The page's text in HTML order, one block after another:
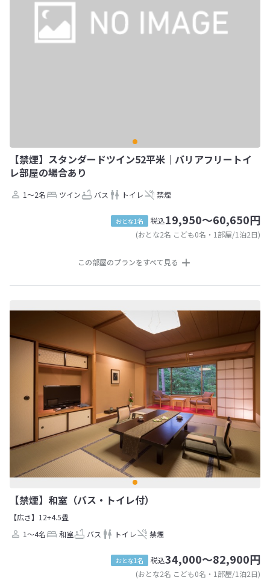
【禁煙】スタンダードツイン52平米｜バリアフリートイ
レ部屋の場合あり
1～2名 ツイン バス トイレ 禁煙
おとな1名 税込19,950～60,650円
(おとな2名 こども0名・1部屋/1泊2日)
この部屋のプランをすべて見る
【禁煙】和室（バス・トイレ付）
【広さ】12+4.5畳
1～4名
和室 バス トイレ 禁煙
おとな1名 税込34,000～82,900円
(おとな2名 こども0名・1部屋/1泊2日)